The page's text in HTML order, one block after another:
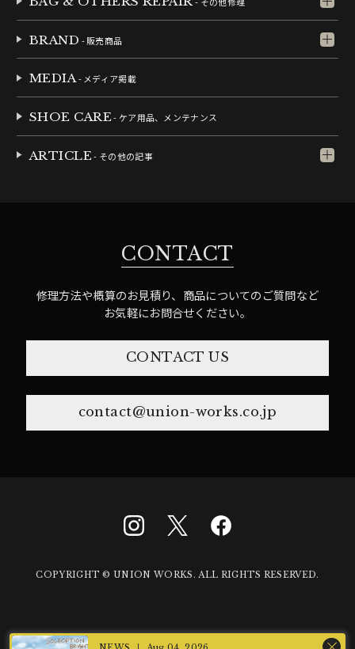
BRAND - 販売商品
MEDIA- メディア掲載
SHOE CARE- ケア用品、メンテナンス
ARTICLE- その他の記事
CONTACT
修理方法や概算のお見積り、商品についてのご質問など
お気軽にお問合せください。
CONTACT US
contact@union-works.co.jp
COPYRIGHT © UNION WORKS. ALL RIGHTS RESERVED.